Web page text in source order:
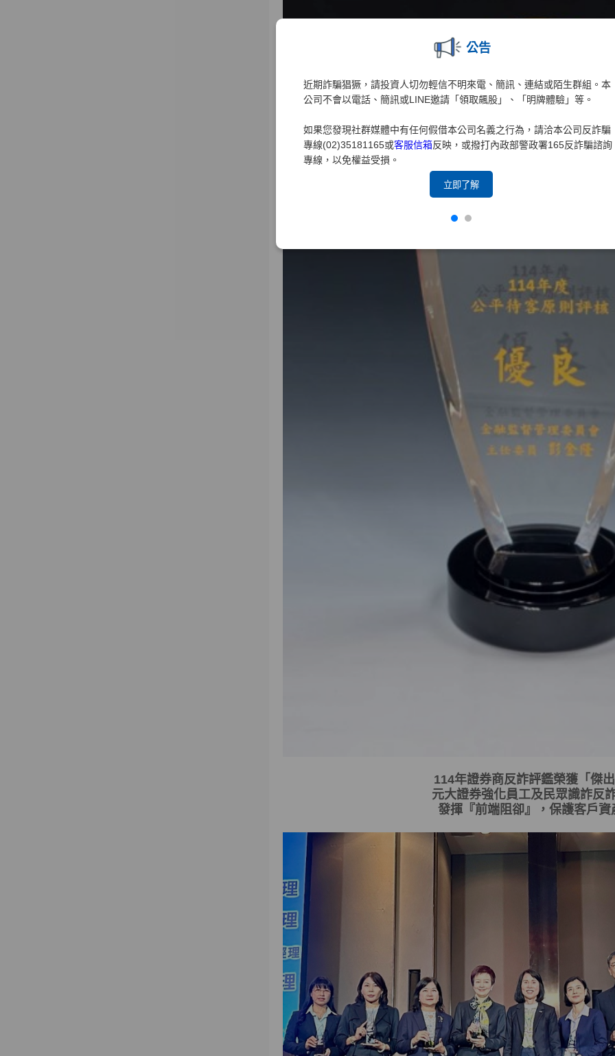
公告
近期詐騙猖獗，請投資人切勿輕信不明來電、簡訊、連結或陌生群組。本
公司不會以電話、簡訊或LINE邀請「領取飆股」、「明牌體驗」等。
如果您發現社群媒體中有任何假借本公司名義之行為，請洽本公司反詐騙
專線(02)35181165或客服信箱反映，或撥打內政部警政署165反詐騙諮詢
專線，以免權益受損。
立即了解
114年證券商反詐評鑑榮獲「傑
元大證券強化員工及民眾識詐反
發揮 『 前端阻卻』 ，保護客戶資